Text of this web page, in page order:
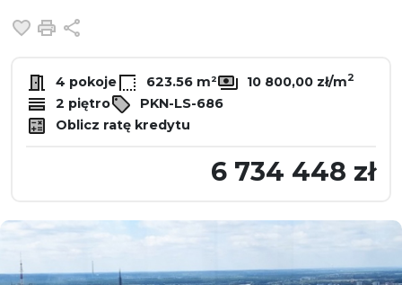
Dodaj do ulubionych
Drukuj
4 pokoje 623.56 m² 10 800,00 zł/m2
2 piętro
PKN-LS-686
Oblicz ratę kredytu
6 734 448 zł